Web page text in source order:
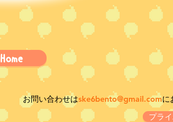
Home
お問い合わせはske6bento@gmail.comに
プラ